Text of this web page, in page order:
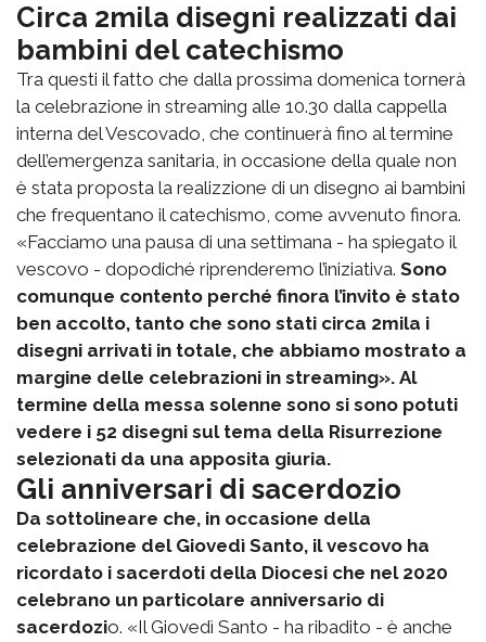
Circa 2mila disegni realizzati dai
bambini del catechismo
Tra questi il fatto che dalla prossima domenica tornerà
la celebrazione in streaming alle 10.30 dalla cappella
interna del Vescovado, che continuerà fino al termine
dell’emergenza sanitaria, in occasione della quale non
è stata proposta la realizzione di un disegno ai bambini
che frequentano il catechismo, come avvenuto finora.
«Facciamo una pausa di una settimana - ha spiegato il
vescovo - dopodiché riprenderemo l’iniziativa. Sono
comunque contento perché finora l’invito è stato
ben accolto, tanto che sono stati circa 2mila i
disegni arrivati in totale, che abbiamo mostrato a
margine delle celebrazioni in streaming». Al
termine della messa solenne sono si sono potuti
vedere i 52 disegni sul tema della Risurrezione
selezionati da una apposita giuria.
Gli anniversari di sacerdozio
Da sottolineare che, in occasione della
celebrazione del Giovedì Santo, il vescovo ha
ricordato i sacerdoti della Diocesi che nel 2020
celebrano un particolare anniversario di
sacerdozio. «Il Giovedì Santo - ha ribadito - è anche